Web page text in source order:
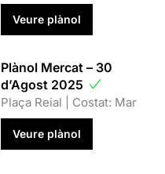
Veure plànol
Plànol Mercat – 30
d’Agost 2025
Plaça Reial | Costat: Mar
Veure plànol